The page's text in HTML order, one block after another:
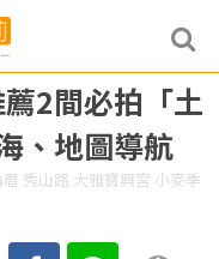
2間必拍「土
、地圖導航
秀山路 大雅寶興宮 小麥季